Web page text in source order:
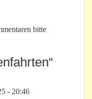
die Mutter mit dem
bitte
- 20:46